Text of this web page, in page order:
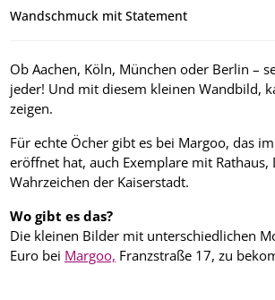
Wandschmuck mit Statement
Ob Aachen, Köln, München oder Berlin –
jeder! Und mit diesem kleinen Wandbild,
zeigen.
Für echte Öcher gibt es bei Margoo, das
eröffnet hat, auch Exemplare mit
Wahrzeichen der Kaiserstadt.
Wo gibt es das?
Die kleinen Bilder mit unterschiedlichen
Euro bei Margoo, Franzstraße 17, zu